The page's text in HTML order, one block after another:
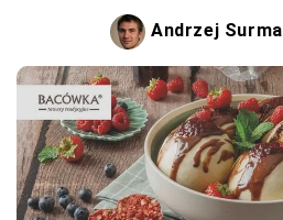
Andrzej Surma